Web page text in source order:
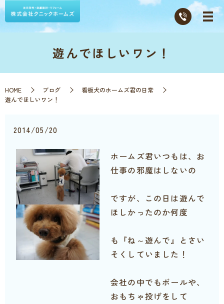
遊んでほしいワン！
HOME ブログ
看板犬のホームズ君の日常
遊んでほしいワン！
2014/05/20
ホームズ君いつもは、お
仕事の邪魔はしないの
ですが、この日は遊んで
ほしかったのか何度
も『ね～遊んで』とさい
そくしていました！
会社の中でもボールや、
おもちゃ投げをして